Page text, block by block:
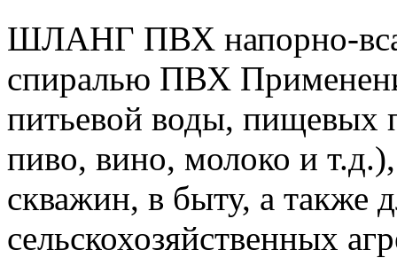
ШЛАНГ ПВХ напорно-
спиралью ПВХ
питьевой воды, пищевых
пиво, вино, молоко и
скважин, в быту, а также
сельскохозяйственных